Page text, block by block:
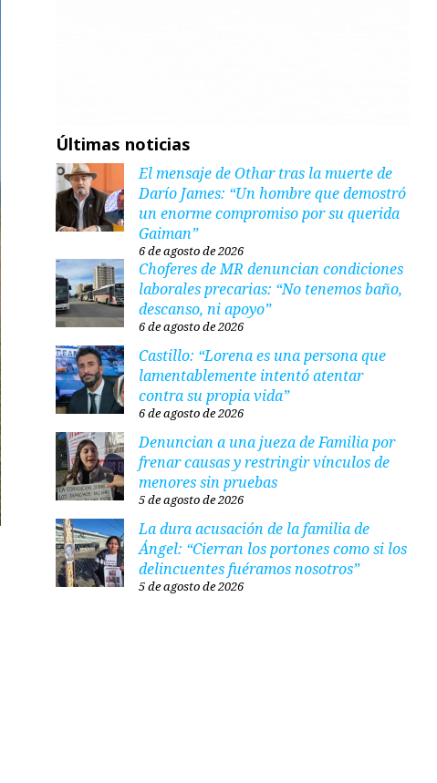
Últimas noticias
El mensaje de Othar tras la muerte de
Darío James: “Un hombre que demostró
un enorme compromiso por su querida
Gaiman”
6 de agosto de 2026
Choferes de MR denuncian condiciones
laborales precarias: “No tenemos baño,
descanso, ni apoyo”
6 de agosto de 2026
Castillo: “Lorena es una persona que
lamentablemente intentó atentar
contra su propia vida”
6 de agosto de 2026
Denuncian a una jueza de Familia por
frenar causas y restringir vínculos de
menores sin pruebas
5 de agosto de 2026
La dura acusación de la familia de
Ángel: “Cierran los portones como si los
delincuentes fuéramos nosotros”
5 de agosto de 2026